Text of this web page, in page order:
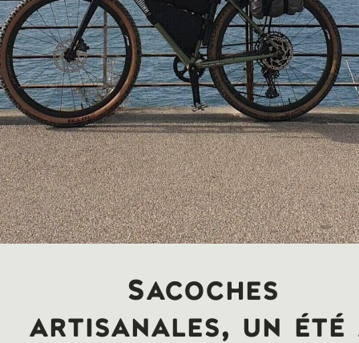
Sacoches
artisanales, un été